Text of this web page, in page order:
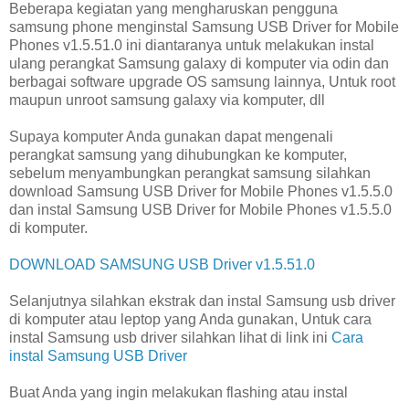
Beberapa kegiatan yang mengharuskan pengguna
samsung phone menginstal Samsung USB Driver for Mobile
Phones v1.5.51.0 ini diantaranya untuk melakukan instal
ulang perangkat Samsung galaxy di komputer via odin dan
berbagai software upgrade OS samsung lainnya, Untuk root
maupun unroot samsung galaxy via komputer, dll
Supaya komputer Anda gunakan dapat mengenali
perangkat samsung yang dihubungkan ke komputer,
sebelum menyambungkan perangkat samsung silahkan
download Samsung USB Driver for Mobile Phones v1.5.5.0
dan instal Samsung USB Driver for Mobile Phones v1.5.5.0
di komputer.
DOWNLOAD SAMSUNG USB Driver v1.5.51.0
Selanjutnya silahkan ekstrak dan instal Samsung usb driver
di komputer atau leptop yang Anda gunakan, Untuk cara
instal Samsung usb driver silahkan lihat di link ini Cara
instal Samsung USB Driver
Buat Anda yang ingin melakukan flashing atau instal